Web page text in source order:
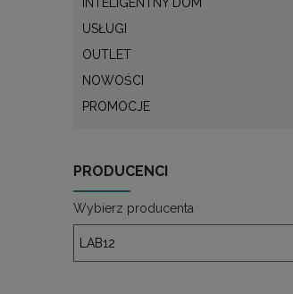
USŁUGI
OUTLET
NOWOŚCI
PROMOCJE
PRODUCENCI
Wybierz producenta